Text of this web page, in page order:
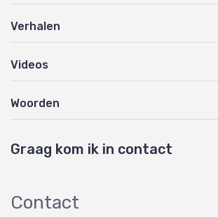
Verhalen
Videos
Woorden
Graag kom ik in contact
Contact